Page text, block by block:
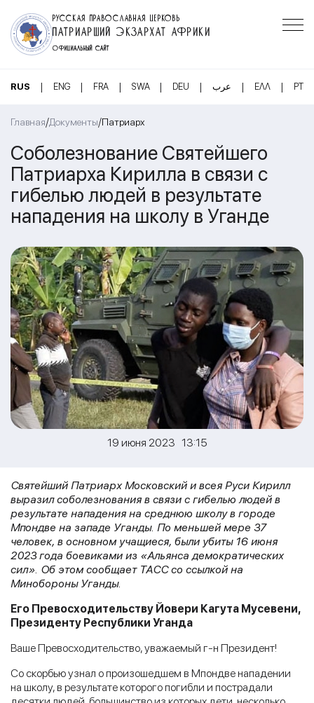
РУССКАЯ ПРАВОСЛАВНАЯ ЦЕРКОВЬ
ПАТРИАРШИЙ ЭКЗАРХАТ АФРИКИ
ОФИЦИАЛЬНЫЙ САЙТ
RUS | ENG | FRA | SWA | DEU | عرب | ΕΛΛ | PT
Главная/Документы/Патриарх
Соболезнование Святейшего
Патриарха Кирилла в связи с
гибелью людей в результате
нападения на школу в Уганде
19 июня 2023 13:15
Святейший Патриарх Московский и всея Руси Кирилл
выразил соболезнования в связи с гибелью людей в
результате нападения на среднюю школу в городе
Мпондве на западе Уганды. По меньшей мере 37
человек, в основном учащиеся, были убиты 16 июня
2023 года боевиками из «Альянса демократических
сил». Об этом сообщает ТАСС со ссылкой на
Минобороны Уганды.
Его Превосходительству Йовери Кагута Мусевени,
Президенту Республики Уганда
Ваше Превосходительство, уважаемый г-н Президент!
Со скорбью узнал о произошедшем в Мпондве нападении
на школу, в результате которого погибли и пострадали